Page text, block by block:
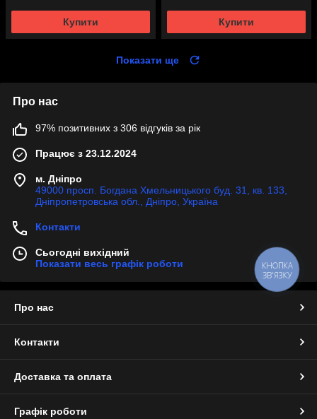
Купити Купити
Показати ще
Про нас
97% позитивних з 306 відгуків за рік
Працює з 23.12.2024
м. Дніпро
49000 просп. Богдана Хмельницького буд. 31, кв. 133,
Дніпропетровська обл., Дніпро, Україна
Контакти
Сьогодні вихідний
Показати весь графік роботи
Про нас
Контакти
Доставка та оплата
Графік роботи
КНОПКА
ЗВ'ЯЗКУ